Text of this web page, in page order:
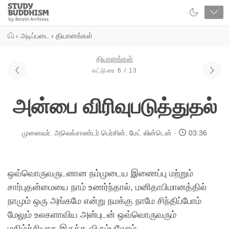
Close
Study
Buddhism
› அடிப்படை › தியானங்கள்
தியானங்கள்
கட்டுரை 6 / 13
அன்பை விரிவுபடுத்துதல்
முனைவர். அலெக்சாண்டர் பெர்சின் மேட் லின்டென் 03:36
ஒவ்வொருவருடனான நம்முடைய இணைப்பு மற்றும்
சார்புதன்மையை நாம் உணர்ந்தால், மனிதாபிமானத்தில்
நாமும் ஒரு அங்கமே என்று நமக்கு நாமே சிந்திப்போம்
மேலும் உலகளாவிய அன்புடன் ஒவ்வொருவரும்